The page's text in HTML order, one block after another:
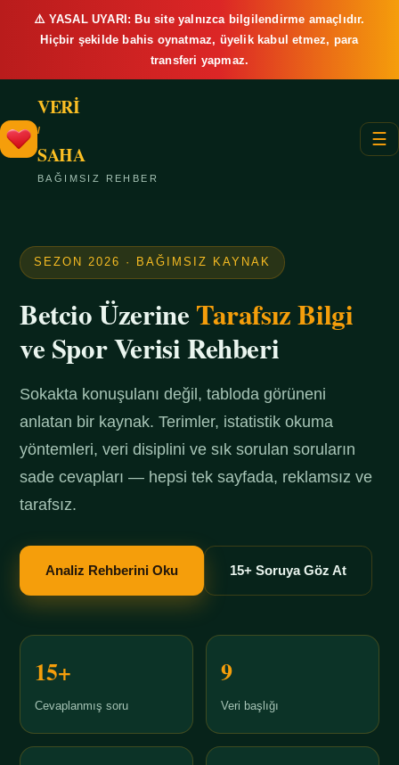
⚠️ YASAL UYARI: Bu site yalnızca bilgilendirme amaçlıdır.
Hiçbir şekilde bahis oynatmaz, üyelik kabul etmez, para
transferi yapmaz.
VERİ
/
SAHA
BAĞIMSIZ REHBER
☰
SEZON 2026 · BAĞIMSIZ KAYNAK
Betcio ÜzerineTarafsız Bilgi
ve Spor Verisi Rehberi
Sokakta konuşulanı değil, tabloda görüneni
anlatan bir kaynak. Terimler, istatistik okuma
yöntemleri, veri disiplini ve sık sorulan soruların
sade cevapları — hepsi tek sayfada, reklamsız ve
tarafsız.
Analiz Rehberini Oku 15+ Soruya Göz At
15+
Cevaplanmış soru
9
Veri başlığı